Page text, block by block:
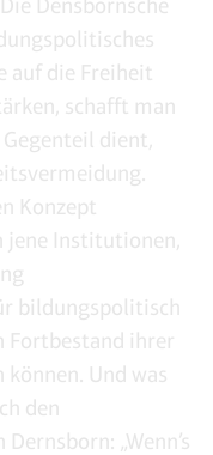
Densbornsche
auf die Freiheit
schafft man
dient,
Konzept
jene Institutionen,
bildungspolitisch
Fortbestand ihrer
Und was
den
„Wenn’s